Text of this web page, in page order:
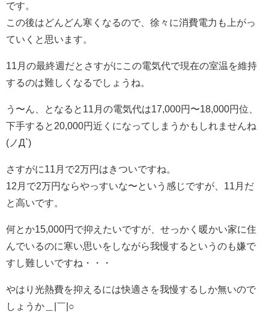
です。
この後はどんどん寒くなるので、徐々に消費電力も上がっ
ていくと思います。
11月の最終週だとさすがにこの電気代で現在の室温を維持
するのは難しくなるでしょうね。
う〜ん、となると11月の電気代は17,000円〜18,000円位、
下手すると20,000円近くになってしまうかもしれませんね
(ノД`)
さすがに11月で2万円はきついですね。
12月で2万円ならやっすいな〜という感じですが、11月だ
と高いです。
何とか15,000円で抑えたいですが、せっかく暖かい家に住
んでいるのに寒い思いをしながら我慢するというのも嫌で
すし難しいですね・・・
やはり光熱費を抑えるには快適さを我慢するしか無いので
しょうか＿|￣|○